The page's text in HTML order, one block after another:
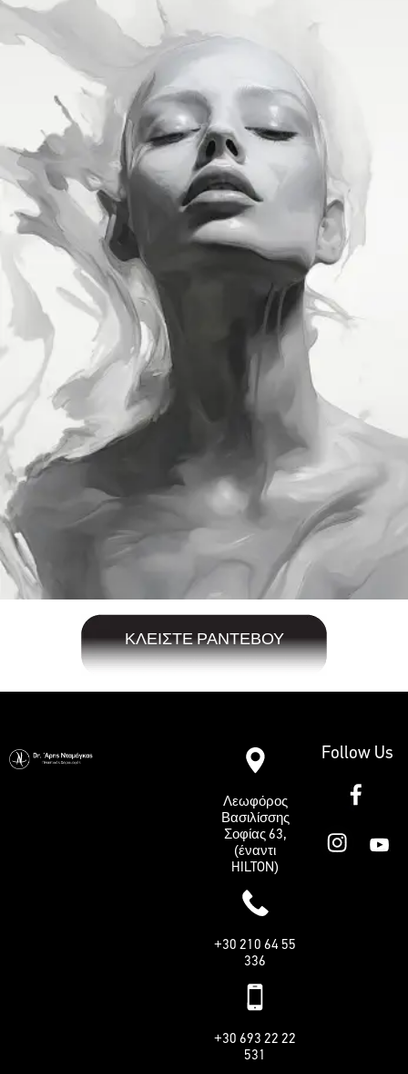
ΚΛΕΙΣΤΕ ΡΑΝΤΕΒΟΥ
Λεωφόρος
Βασιλίσσης
Σοφίας 63,
(έναντι
HILTON)
+30 210 64 55
336
+30 693 22 22
531
Follow Us